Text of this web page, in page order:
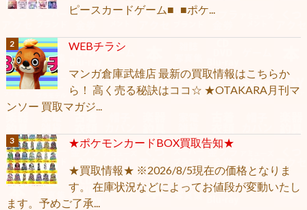
ピースカードゲーム■ ■ポケ...
WEBチラシ
マンガ倉庫武雄店 最新の買取情報はこちらか
ら！ 高く売る秘訣はココ☆ ★OTAKARA月刊マ
ンソー 買取マガジ...
★ポケモンカードBOX買取告知★
★買取情報★ ※2026/8/5現在の価格となりま
す。 在庫状況などによってお値段が変動いたし
ます。予めご了承...